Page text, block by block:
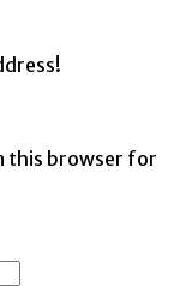
this browser for